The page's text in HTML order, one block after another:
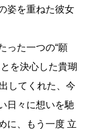
姿を重ねた彼女
った一つの“願
を決心した貴瑚
してくれた、今
日々に想いを馳
に、もう一度 立